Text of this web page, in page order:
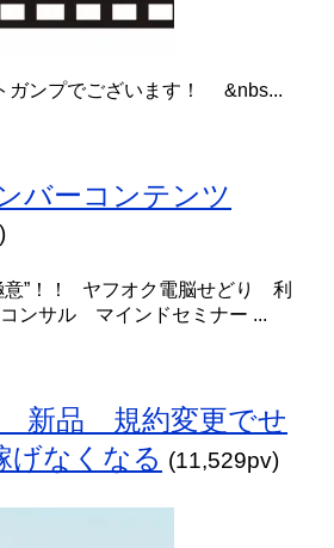
ンプでございます！ &nbs...
バーコンテンツ
意”！！ ヤフオク電脳せどり 利
ンサル マインドセミナー ...
新品 規約変更でせ
げなくなる (11,529pv)